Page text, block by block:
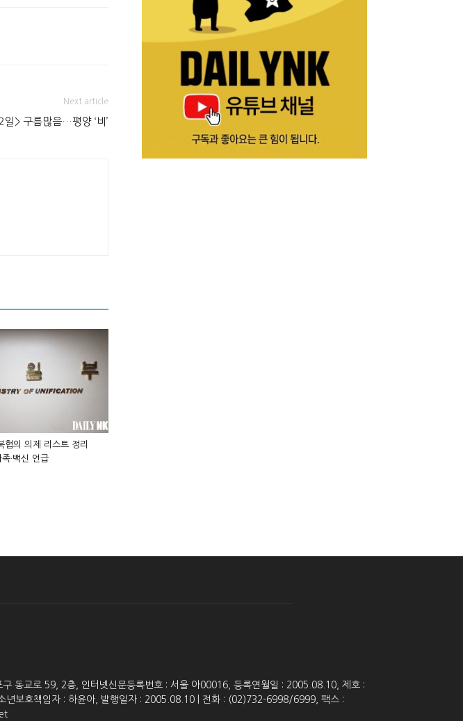
Next article
일> 구름많음…평양 ‘비’
협의 의제 리스트 정리
·백신 언급
동교로 59, 2층, 인터넷신문등록번호 : 서울 아00016, 등록연월일 : 2005.08.10, 제호 :
년보호책임자 : 하윤아, 발행일자 : 2005.08.10 | 전화 : (02)732-6998/6999, 팩스 :